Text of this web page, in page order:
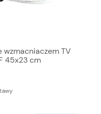
wzmacniaczem TV
45x23 cm